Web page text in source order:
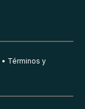
Términos y